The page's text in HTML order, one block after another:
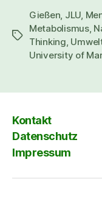
Schlagwörter
Gießen, JLU,
Metabolismus,
Thinking,
University of
Kontakt
Datenschutz
Impressum